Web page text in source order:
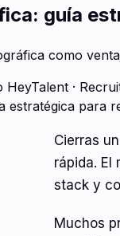
guía
como
HeyTalent ·
Cierras
rápida. El
stack y
Muchos